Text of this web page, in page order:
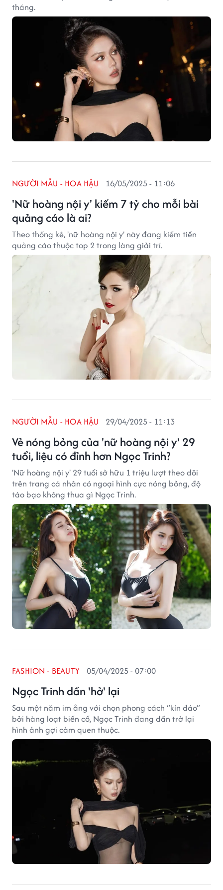
tháng.
'Nữ hoàng nội y' kiếm 7 tỷ cho mỗi bài
quảng cáo là ai?
NGƯỜI MẪU - HOA HẬU 16/05/2025 - 11:06
Theo thống kê, 'nữ hoàng nội y' này đang kiếm tiền
quảng cáo thuộc top 2 trong làng giải trí.
Vẻ nóng bỏng của 'nữ hoàng nội y' 29
tuổi, liệu có đỉnh hơn Ngọc Trinh?
NGƯỜI MẪU - HOA HẬU 29/04/2025 - 11:13
'Nữ hoàng nội y' 29 tuổi sở hữu 1 triệu lượt theo dõi
trên trang cá nhân có ngoại hình cực nóng bỏng, độ
táo bạo không thua gì Ngọc Trinh.
Ngọc Trinh dần 'hở' lại
FASHION - BEAUTY 05/04/2025 - 07:00
Sau một năm im ắng với chọn phong cách “kín đáo”
bởi hàng loạt biến cố, Ngọc Trinh đang dần trở lại
hình ảnh gợi cảm quen thuộc.